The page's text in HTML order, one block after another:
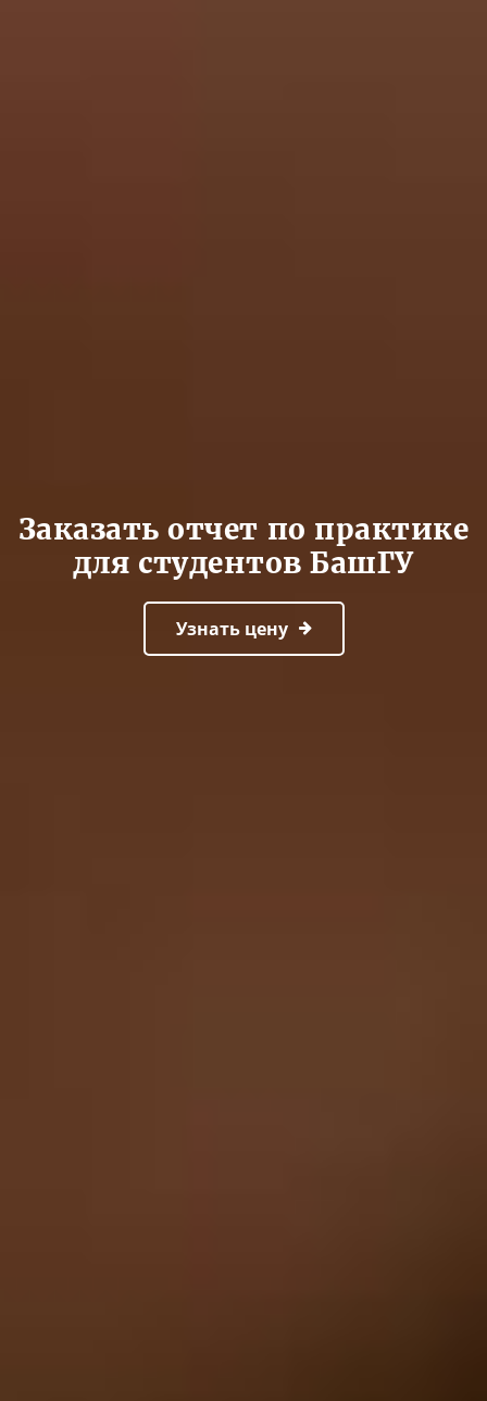
Заказать отчет по практике
для студентов БашГУ
Узнать цену